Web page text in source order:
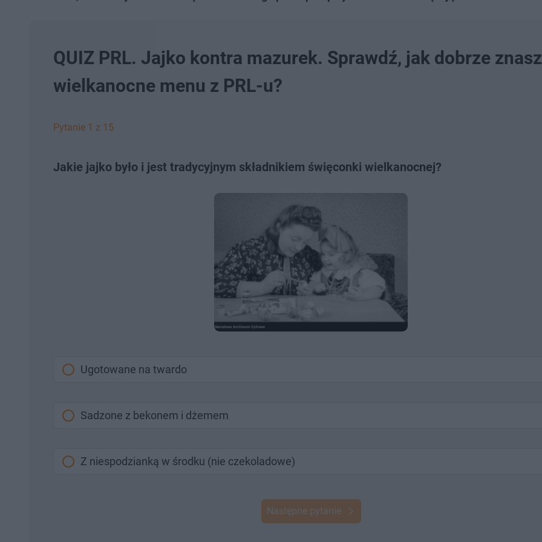
QUIZ PRL. Jajko kontra mazurek. Sprawdź, jak dobrze znasz
wielkanocne menu z PRL-u?
Pytanie 1 z 15
Jakie jajko było i jest tradycyjnym składnikiem święconki wielkanocnej?
Ugotowane na twardo
Sadzone z bekonem i dżemem
Z niespodzianką w środku (nie czekoladowe)
Następne pytanie